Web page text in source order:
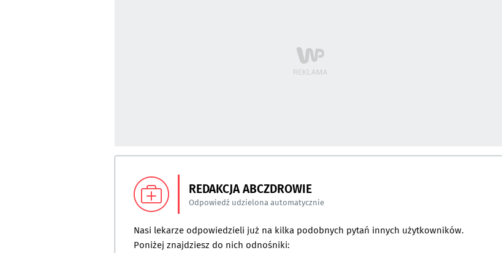
REDAKCJA ABCZDROWIE
Odpowiedź udzielona automatycznie
Nasi lekarze odpowiedzieli już na kilka podobnych pytań innych użytkowników.
Poniżej znajdziesz do nich odnośniki: